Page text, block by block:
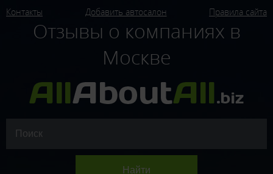
Контакты Добавить автосалон Правила сайта
Отзывы о компаниях в
Москве